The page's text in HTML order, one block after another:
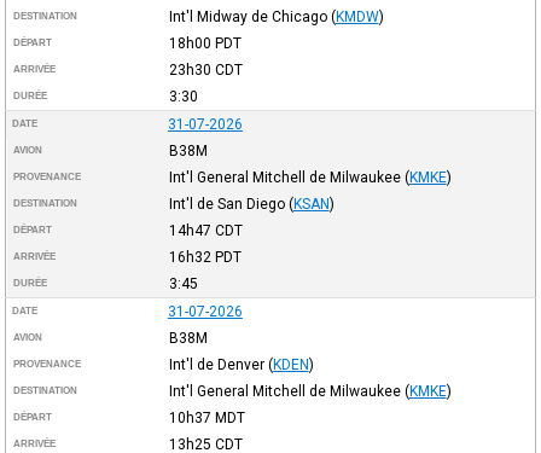
DESTINATION Int'l Midway de Chicago (KMDW)
DÉPART 18h00 PDT
ARRIVÉE 23h30 CDT
DURÉE 3:30
DATE 31-07-2026
AVION B38M
PROVENANCE Int'l General Mitchell de Milwaukee (KMKE)
DESTINATION Int'l de San Diego (KSAN)
DÉPART 14h47 CDT
ARRIVÉE 16h32 PDT
DURÉE 3:45
DATE 31-07-2026
AVION B38M
PROVENANCE Int'l de Denver (KDEN)
DESTINATION Int'l General Mitchell de Milwaukee (KMKE)
DÉPART 10h37 MDT
ARRIVÉE 13h25 CDT